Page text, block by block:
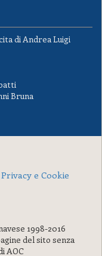
di Andrea Luigi
Bruna
Privacy e Cookie
1998-2016
del sito senza
AOC